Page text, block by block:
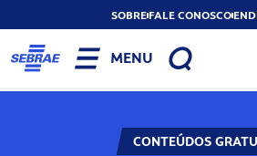
SOBREFALE CONOSCO
MENU
CONTEÚDOS